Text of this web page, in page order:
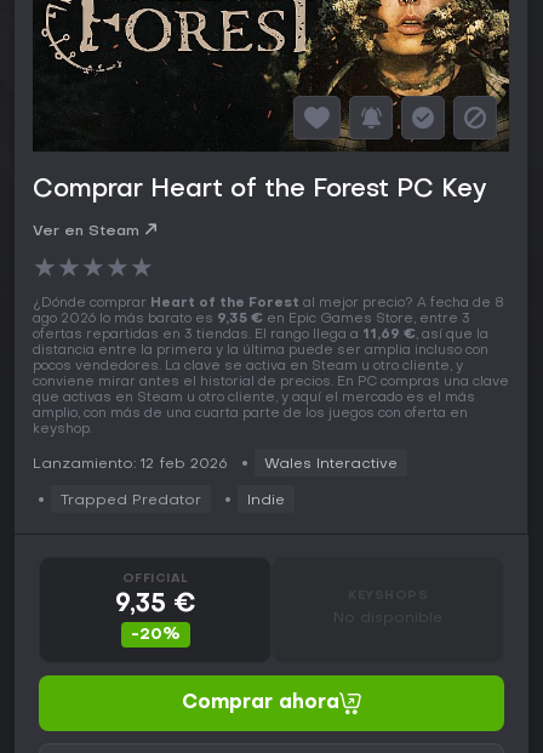
Comprar Heart of the Forest PC Key
Ver en Steam
★★★★★
¿Dónde comprar Heart of the Forest al mejor precio? A fecha de 8
ago 2026 lo más barato es 9,35 € en Epic Games Store, entre 3
ofertas repartidas en 3 tiendas. El rango llega a 11,69 €, así que la
distancia entre la primera y la última puede ser amplia incluso con
pocos vendedores. La clave se activa en Steam u otro cliente, y
conviene mirar antes el historial de precios. En PC compras una clave
que activas en Steam u otro cliente, y aquí el mercado es el más
amplio, con más de una cuarta parte de los juegos con oferta en
keyshop.
Lanzamiento: 12 feb 2026 Wales Interactive
Trapped Predator Indie
OFFICIAL
9,35 €
-20%
No disponible
Comprar ahora